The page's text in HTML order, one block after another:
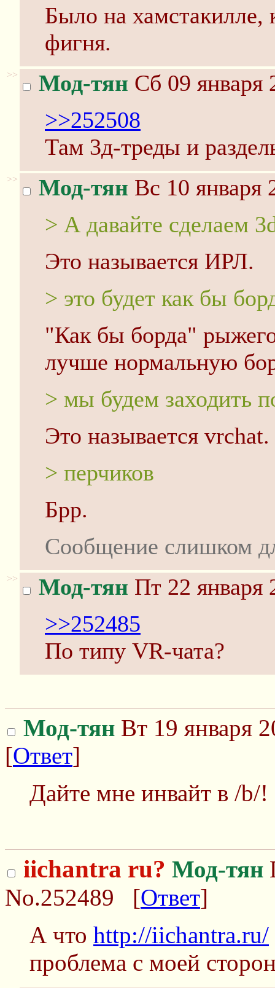
Было на хамстакилле,
фигня.
>> Мод-тян Сб 09 января
>>252508
Там 3д-треды и
>> Мод-тян Вс 10 января
> А давайте сделаем
Это называется ИРЛ.
> это будет как бы
"Как бы борда"
лучше нормальную
> мы будем заходить
Это называется vrchat.
> перчиков
Брр.
Сообщение слишком
>> Мод-тян Пт 22 января
>>252485
По типу VR-чата?
Мод-тян Вт 19 января
[Ответ]
Дайте мне инвайт в /b/!
iichantra ru? Мод-тян
No.252489 [Ответ]
А что http://iichantra.ru/
проблема с моей